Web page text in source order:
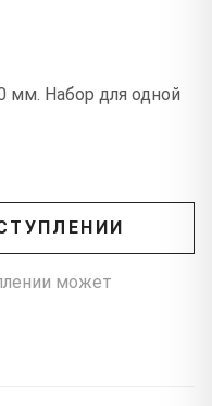
Набор для одной
может